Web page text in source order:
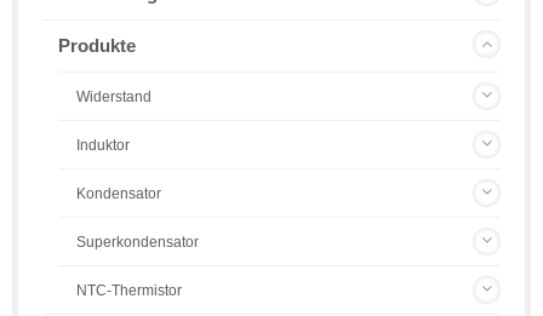
Produkte
Widerstand
Induktor
Kondensator
Superkondensator
NTC-Thermistor